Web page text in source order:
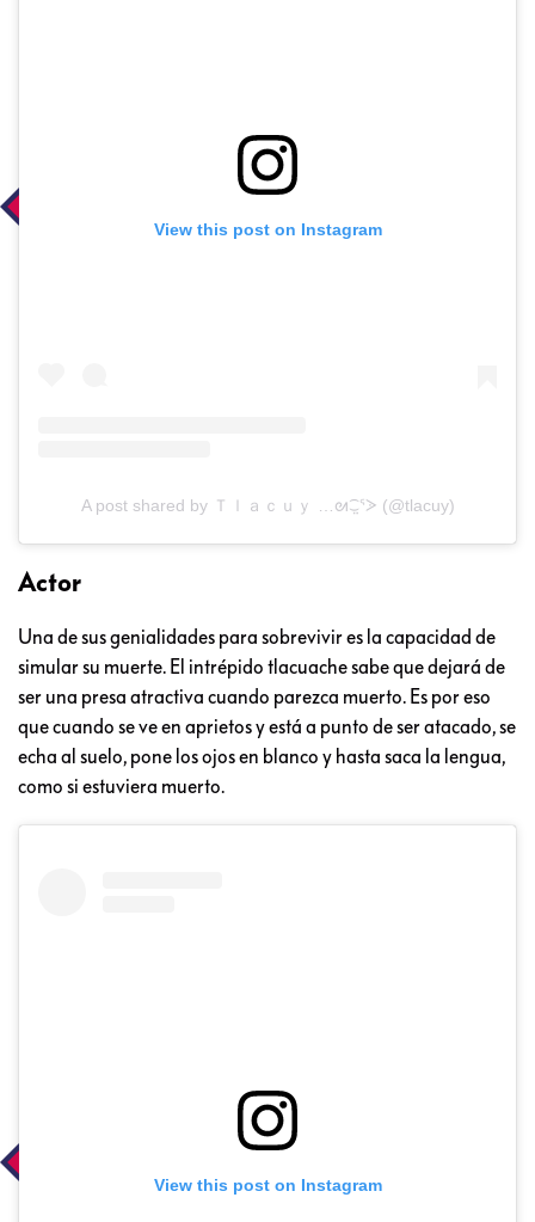
View this post on Instagram
A post shared by Ｔｌａｃｕｙ …ᘛ⁐̤ᕐᐷ (@tlacuy)
Actor
Una de sus genialidades para sobrevivir es la capacidad de
simular su muerte. El intrépido tlacuache sabe que dejará de
ser una presa atractiva cuando parezca muerto. Es por eso
que cuando se ve en aprietos y está a punto de ser atacado, se
echa al suelo, pone los ojos en blanco y hasta saca la lengua,
como si estuviera muerto.
View this post on Instagram